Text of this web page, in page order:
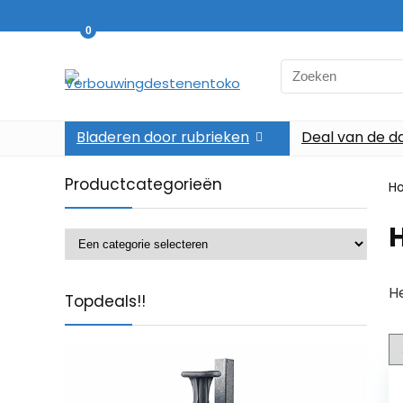
Search
for:
0
Bladeren door rubrieken Deal van de
Productcategorieën
Topdeals!!